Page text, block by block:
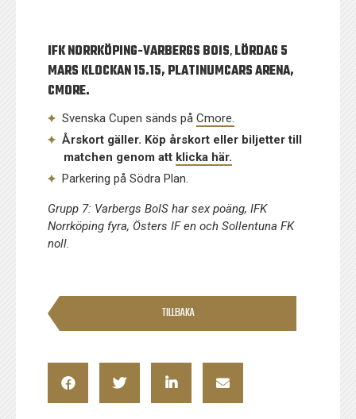
IFK NORRKÖPING-VARBERGS BOIS,LÖRDAG 5
MARS KLOCKAN 15.15, PLATINUMCARS ARENA,
CMORE.
Svenska Cupen sänds påCmore.
Årskort gäller. Köp årskort eller biljetter till
matchen genom att klicka här.
Parkering på Södra Plan.
Grupp 7: Varbergs BoIS har sex poäng, IFK
Norrköping fyra, Östers IF en och Sollentuna FK
noll.
TILLBAKA